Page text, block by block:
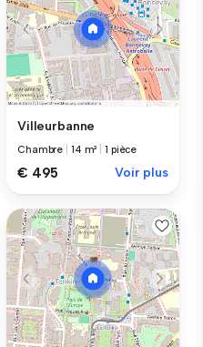
Villeurbanne
Chambre 14 m² |1 pièce
€ 495 Voir plus